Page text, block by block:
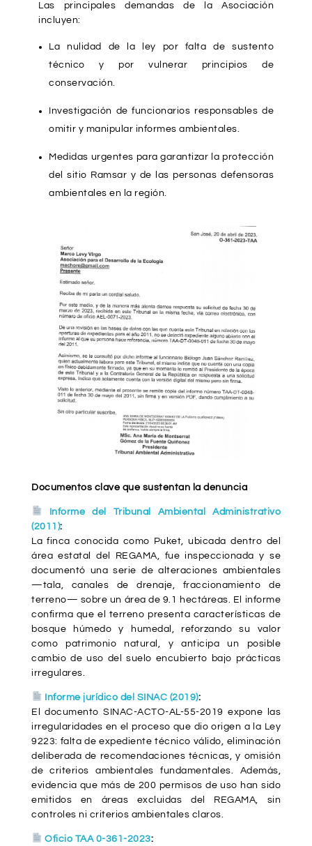
Las principales demandas de la Asociación
incluyen:
La nulidad de la ley por falta de sustento
técnico y por vulnerar principios de
conservación.
Investigación de funcionarios responsables de
omitir y manipular informes ambientales.
Medidas urgentes para garantizar la protección
del sitio Ramsar y de las personas defensoras
ambientales en la región.
Documentos clave que sustentan la denuncia
Informe del Tribunal Ambiental Administrativo
(2011):
La finca conocida como Puket, ubicada dentro del
área estatal del REGAMA, fue inspeccionada y se
documentó una serie de alteraciones ambientales
—tala, canales de drenaje, fraccionamiento de
terreno— sobre un área de 9.1 hectáreas. El informe
confirma que el terreno presenta características de
bosque húmedo y humedal, reforzando su valor
como patrimonio natural, y anticipa un posible
cambio de uso del suelo encubierto bajo prácticas
irregulares.
Informe jurídico del SINAC (2019):
El documento SINAC-ACTO-AL-55-2019 expone las
irregularidades en el proceso que dio origen a la Ley
9223: falta de expediente técnico válido, eliminación
deliberada de recomendaciones técnicas, y omisión
de criterios ambientales fundamentales. Además,
evidencia que más de 200 permisos de uso han sido
emitidos en áreas excluidas del REGAMA, sin
controles ni criterios ambientales claros.
Oficio TAA 0-361-2023: